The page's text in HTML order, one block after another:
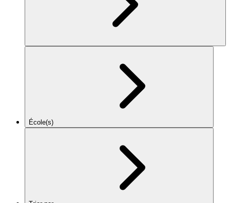
École(s)